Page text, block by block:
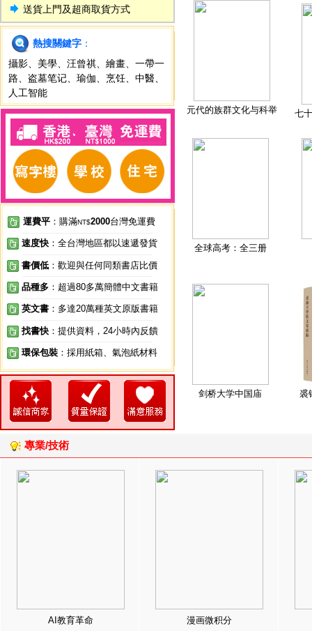
送貨上門及超商取貨方式
熱搜關鍵字 ：
攝影
美學 汪曾祺 繪畫
一帶一
路
盗墓笔记 瑜伽 烹饪 中醫
人工智能
運費平 ：購滿NT$2000台灣免運費
速度快 ：全台灣地區都以速遞發貨
書價低 ：歡迎與任何同類書店比價
品種多 ：超過80多萬簡體中文書籍
英文書 ：多達20萬種英文原版書籍
找書快 ：提供資料，24小時內反饋
環保包裝 ：採用紙箱、氣泡紙材料
元代的族群文化与科举 七
全球高考：全三册
剑桥大学中国庙 裘
專業/技術
AI教育革命 漫画微积分